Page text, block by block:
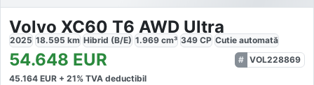
Volvo XC60 T6 AWD Ultra
2025 18.595 km Hibrid (B/E) 1.969 cm³ 349 CP Cutie automată
54.648 EUR
VOL228869
45.164 EUR + 21% TVA deductibil